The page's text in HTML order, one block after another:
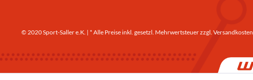
© 2020 Sport-Saller e.K. | * Alle Preise inkl. gesetzl. Mehrwertsteuer zzgl. Versandkosten